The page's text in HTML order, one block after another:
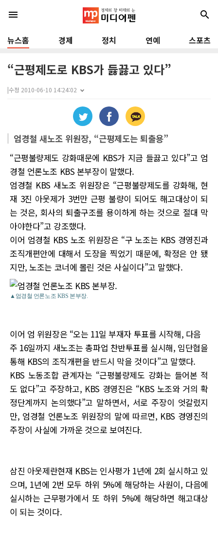
menu search
뉴스홈 경제 정치 연예 스포츠
“근평제도로 KBS가 듫끓고 있다”
|수정 2010-06-10 14:24:02
엄경철 새노조 위원장, “근평제도는 퇴출용”
“근평불량제도 강화때문에 KBS가 지금 들끓고 있다”고 엄
경철 언론노조 KBS 본부장이 말했다.
엄경철 KBS 새노조 위원장은 “근평불량제도를 강화해, 현
재 3진 아웃제가 3번만 근평 불량이 되어도 해고대상이 되
는 것은, 회사의 퇴출구조를 용이하게 하는 것으로 절대 막
아야한다”고 강조했다.
이어 엄경철 KBS 노조 위원장은 “구 노조는 KBS 경영진과
조직개편안에 대해서 도장을 찍었기 때문에, 확정은 안 됐
지만, 노조는 코너에 몰린 것은 사실이다”고 말했다.
▲엄경철 언론노조 KBS 본부장.
이어 엄 위원장은 “오는 11일 부재자 투표를 시작해, 다음
주 16일까지 새노조는 총파업 찬반투표를 실시해, 임단협을
통해 KBS의 조직개편을 반드시 막을 것이다”고 말했다.
KBS 노동조합 관계자는 “근평불량제도 강화는 들어본 적
도 없다”고 주장하고, KBS 경영진은 “KBS 노조와 거의 확
정단계까지 논의했다”고 말하면서, 서로 주장이 엇갈렸지
만, 엄경철 언론노조 위원장의 말에 따르면, KBS 경영진의
주장이 사실에 가까운 것으로 보여진다.
삼진 아웃제란현재 KBS는 인사평가 1년에 2회 실시하고 있
으며, 1년에 2번 모두 하위 5%에 해당하는 사원이, 다음에
실시하는 근무평가에서 또 하위 5%에 해당하면 해고대상
이 되는 것이다.